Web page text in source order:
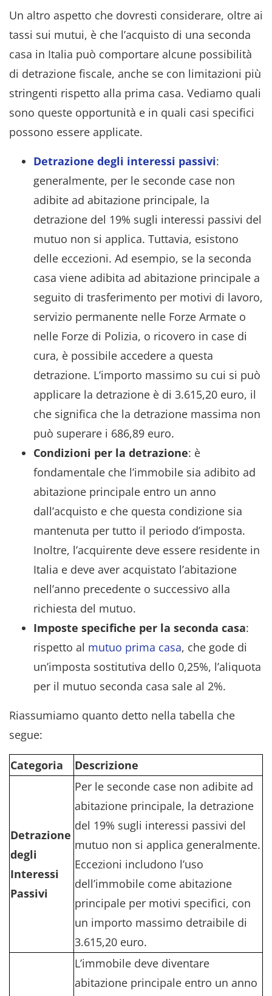
Un altro aspetto che dovresti considerare, oltre ai
tassi sui mutui, è che l’acquisto di una seconda
casa in Italia può comportare alcune possibilità
di detrazione fiscale, anche se con limitazioni più
stringenti rispetto alla prima casa. Vediamo quali
sono queste opportunità e in quali casi specifici
possono essere applicate.
Detrazione degli interessi passivi:
generalmente, per le seconde case non
adibite ad abitazione principale, la
detrazione del 19% sugli interessi passivi del
mutuo non si applica. Tuttavia, esistono
delle eccezioni. Ad esempio, se la seconda
casa viene adibita ad abitazione principale a
seguito di trasferimento per motivi di lavoro,
servizio permanente nelle Forze Armate o
nelle Forze di Polizia, o ricovero in case di
cura, è possibile accedere a questa
detrazione. L’importo massimo su cui si può
applicare la detrazione è di 3.615,20 euro, il
che significa che la detrazione massima non
può superare i 686,89 euro.
Condizioni per la detrazione: è
fondamentale che l’immobile sia adibito ad
abitazione principale entro un anno
dall’acquisto e che questa condizione sia
mantenuta per tutto il periodo d’imposta.
Inoltre, l’acquirente deve essere residente in
Italia e deve aver acquistato l’abitazione
nell’anno precedente o successivo alla
richiesta del mutuo.
Imposte specifiche per la seconda casa:
rispetto al mutuo prima casa, che gode di
un’imposta sostitutiva dello 0,25%, l’aliquota
per il mutuo seconda casa sale al 2%.
Riassumiamo quanto detto nella tabella che
segue:
Categoria Descrizione
Detrazione
degli
Interessi
Passivi
Per le seconde case non adibite ad
abitazione principale, la detrazione
del 19% sugli interessi passivi del
mutuo non si applica generalmente.
Eccezioni includono l’uso
dell’immobile come abitazione
principale per motivi specifici, con
un importo massimo detraibile di
3.615,20 euro.
L’immobile deve diventare
abitazione principale entro un anno